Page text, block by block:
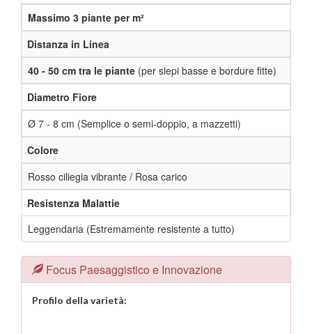
Massimo 3 piante per m²
Distanza in Linea
40 - 50 cm tra le piante (per siepi basse e bordure fitte)
Diametro Fiore
Ø 7 - 8 cm (Semplice o semi-doppio, a mazzetti)
Colore
Rosso ciliegia vibrante / Rosa carico
Resistenza Malattie
Leggendaria (Estremamente resistente a tutto)
Focus Paesaggistico e Innovazione
Profilo della varietà: